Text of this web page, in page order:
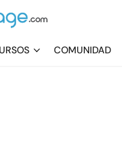
COMUNIDAD